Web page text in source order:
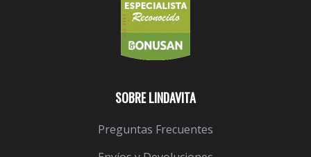
SOBRE LINDAVITA
Preguntas Frecuentes